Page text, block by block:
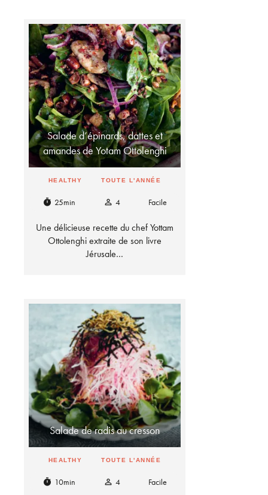
Salade d’épinards, dattes et
amandes de Yotam Ottolenghi
HEALTHY TOUTE L'ANNÉE
timer 25min person_outline 4 Facile
Une délicieuse recette du chef Yottam
Ottolenghi extraite de son livre
Jérusale…
Salade de radis au cresson
HEALTHY TOUTE L'ANNÉE
timer 10min person_outline 4 Facile